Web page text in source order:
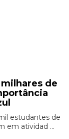
de
estudantes de
em atividad ...